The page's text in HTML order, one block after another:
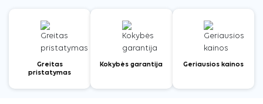
Greitas
pristatymas
Kokybės garantija Geriausios kainos